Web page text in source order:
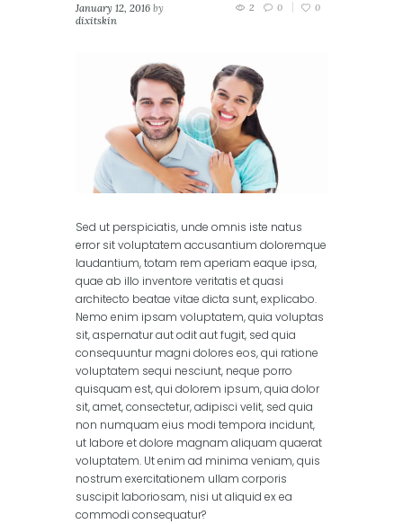
January 12, 2016 by
dixitskin
2 0 0
Sed ut perspiciatis, unde omnis iste natus
error sit voluptatem accusantium doloremque
laudantium, totam rem aperiam eaque ipsa,
quae ab illo inventore veritatis et quasi
architecto beatae vitae dicta sunt, explicabo.
Nemo enim ipsam voluptatem, quia voluptas
sit, aspernatur aut odit aut fugit, sed quia
consequuntur magni dolores eos, qui ratione
voluptatem sequi nesciunt, neque porro
quisquam est, qui dolorem ipsum, quia dolor
sit, amet, consectetur, adipisci velit, sed quia
non numquam eius modi tempora incidunt,
ut labore et dolore magnam aliquam quaerat
voluptatem. Ut enim ad minima veniam, quis
nostrum exercitationem ullam corporis
suscipit laboriosam, nisi ut aliquid ex ea
commodi consequatur?